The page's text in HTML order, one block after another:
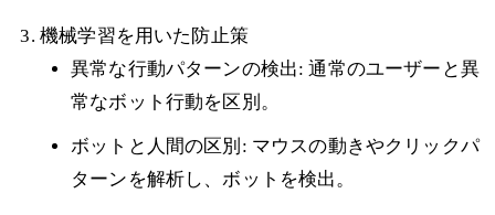
機械学習を用いた防止策
異常な行動パターンの検出: 通常のユーザーと異
常なボット行動を区別。
ボットと人間の区別: マウスの動きやクリックパ
ターンを解析し、ボットを検出。